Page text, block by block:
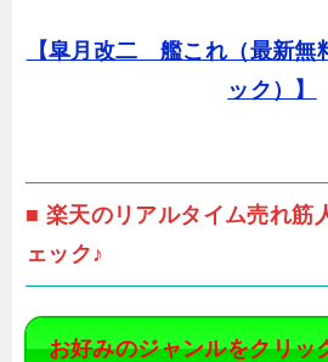
【皐月改二 艦これ（最新無
ック）】
■ 楽天のリアルタイム売れ筋
ェック♪
お好みのジャンルをクリッ